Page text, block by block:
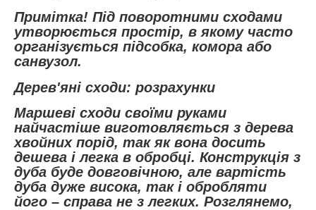
Примітка! Під поворотними сходами
утворюється простір, в якому часто
організується підсобка, комора або
санвузол.
Дерев'яні сходи: розрахунки
Маршеві сходи своїми руками
найчастіше виготовляється з дерева
хвойних порід, так як вона досить
дешева і легка в обробці. Конструкція з
дуба буде довговічною, але вартість
дуба дуже висока, так і обробляти
його – справа не з легких. Розглянемо,